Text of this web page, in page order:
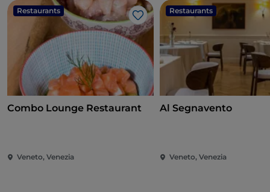
Restaurants
Like
Combo Lounge Restaurant
Veneto, Venezia
Restaurants
Al Segnavento
Veneto, Venezia